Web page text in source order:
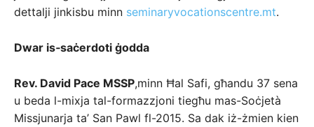
dettalji jinkisbu minn seminaryvocationscentre.mt.
Dwar is‑saċerdoti ġodda
Rev. David Pace MSSP,minn Ħal Safi, għandu 37 sena
u beda l-mixja tal-formazzjoni tiegħu mas-Soċjetà
Missjunarja ta’ San Pawl fl-2015. Sa dak iż-żmien kien